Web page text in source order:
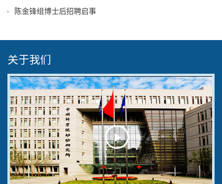
陈金锋组博士后招聘启事
关于我们
Play
Video